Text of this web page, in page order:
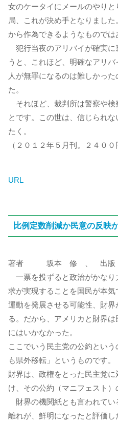
女のケータイにメールのやり
局、これが決め手となりまし
から作為できるようなものでは
犯行当夜のアリバイが確実に
うと、これほど、明確なアリ
人が無罪になるのは難しかっ
た。
それほど、裁判所は警察や検
とです。この世は、信じられ
たく。
（２０１２年５月刊。２４００
URL
比例定数削減か民意の反映
著者 坂本 修 、 出版
一票を投ずると政治がかなり
求が実現することを国民が本
運動を発展させる可能性、財界
る。だから、アメリカと財界
にはいかなかった。
ここでいう民主党の公約とい
も県外移転」というものです。
財界は、政権をとった民主党
け、その公約（マニフェスト）
財界の機関紙とも言われてい
離れが、鮮明になったと評価